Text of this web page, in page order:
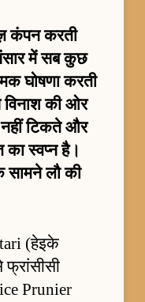
कंपन करती
में सब कुछ
घोषणा करती
विनाश की ओर
टिकते और
स्वप्न है।
सामने लौ की
(हेइके
फ्रांसीसी
Prunier